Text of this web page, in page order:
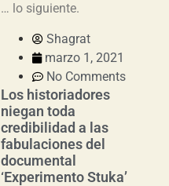
… lo siguiente.
Shagrat
marzo 1, 2021
No Comments
Los historiadores
niegan toda
credibilidad a las
fabulaciones del
documental
‘Experimento Stuka’